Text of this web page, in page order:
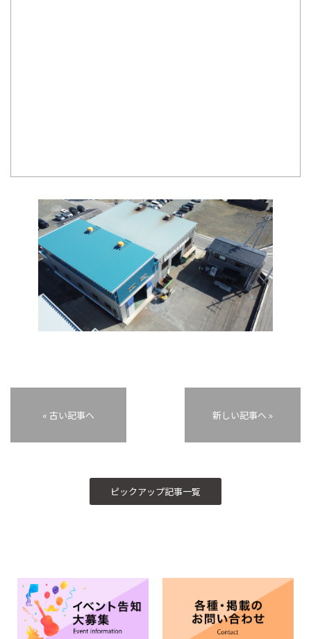
« 古い記事へ 新しい記事へ »
ピックアップ記事一覧